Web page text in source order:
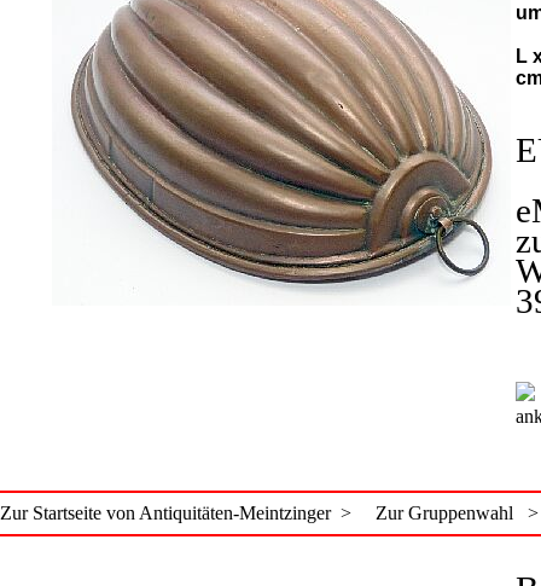
L
Zur Startseite von Antiquitäten-Meintzinger > Zur Gruppenwahl >